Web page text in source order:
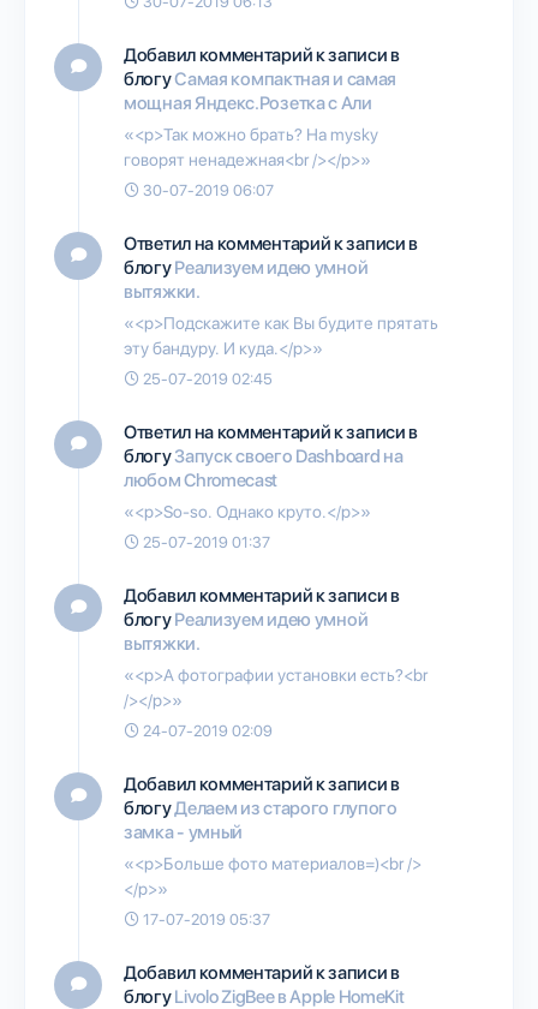
Добавил комментарий к записи в
блогуСамая компактная и самая
мощная Яндекс.Розетка с Али
«<p>Так можно брать? На mysky
говорят ненадежная<br /></p>»
30-07-2019 06:07
Ответил на комментарий к записи в
блогуРеализуем идею умной
вытяжки.
«<p>Подскажите как Вы будите прятать
эту бандуру. И куда.</p>»
25-07-2019 02:45
Ответил на комментарий к записи в
блогуЗапуск своего Dashboard на
любом Chromecast
«<p>So-so. Однако круто.</p>»
25-07-2019 01:37
Добавил комментарий к записи в
блогуРеализуем идею умной
вытяжки.
«<p>А фотографии установки есть?<br
/></p>»
24-07-2019 02:09
Добавил комментарий к записи в
блогуДелаем из старого глупого
замка - умный
«<p>Больше фото материалов=)<br />
</p>»
17-07-2019 05:37
Добавил комментарий к записи в
блогуLivolo ZigBee в Apple HomeKit